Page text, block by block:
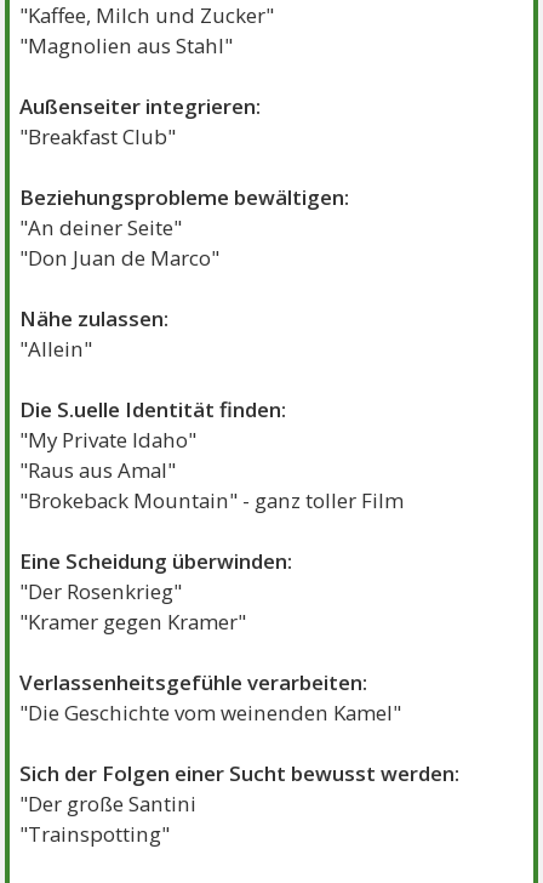
"Kaffee, Milch und Zucker"
"Magnolien aus Stahl"
Außenseiter integrieren:
"Breakfast Club"
Beziehungsprobleme bewältigen:
"An deiner Seite"
"Don Juan de Marco"
Nähe zulassen:
"Allein"
Die S.uelle Identität finden:
"My Private Idaho"
"Raus aus Amal"
"Brokeback Mountain" - ganz toller Film
Eine Scheidung überwinden:
"Der Rosenkrieg"
"Kramer gegen Kramer"
Verlassenheitsgefühle verarbeiten:
"Die Geschichte vom weinenden Kamel"
Sich der Folgen einer Sucht bewusst werden:
"Der große Santini
"Trainspotting"